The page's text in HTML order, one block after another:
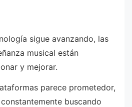
sigue avanzando, las
musical están
y mejorar.
parece prometedor,
buscando